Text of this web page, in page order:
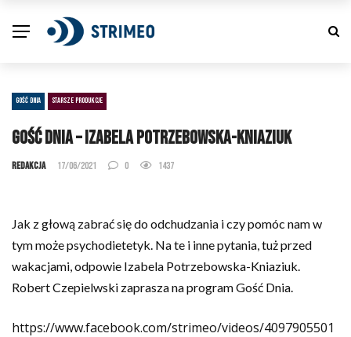
GOŚĆ DNIA STARSZE PRODUKCJE
Gość dnia – Izabela Potrzebowska-Kniaziuk
Redakcja 17/06/2021 0 1437
Jak z głową zabrać się do odchudzania i czy pomóc nam w
tym może psychodietetyk. Na te i inne pytania, tuż przed
wakacjami, odpowie Izabela Potrzebowska-Kniaziuk.
Robert Czepielwski zaprasza na program Gość Dnia.
https://www.facebook.com/strimeo/videos/4097905501